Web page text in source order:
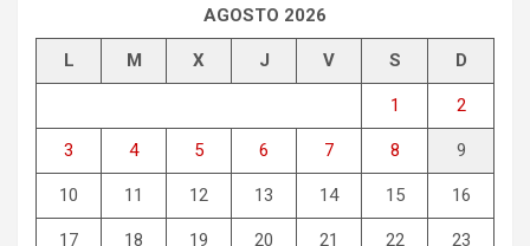
AGOSTO 2026
L M X J V S D
1 2
3 4 5 6 7 8 9
10 11 12 13 14 15 16
17 18 19 20 21 22 23